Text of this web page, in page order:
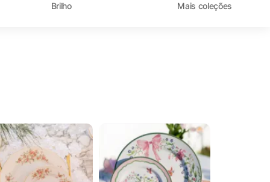
Brilho Mais coleções
X